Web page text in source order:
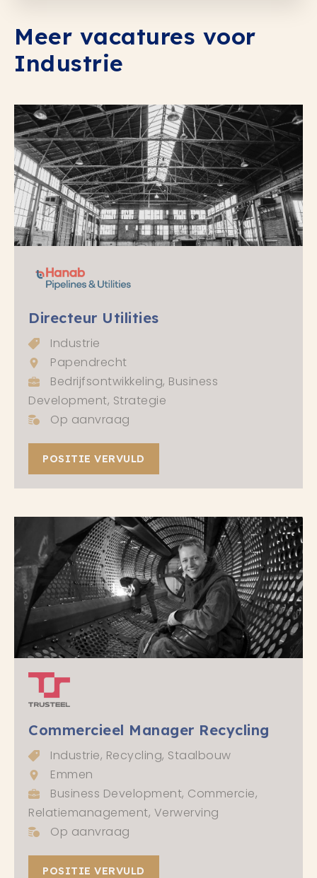
Meer vacatures voor
Industrie
Directeur Utilities
Industrie
Papendrecht
Bedrijfsontwikkeling, Business
Development, Strategie
Op aanvraag
POSITIE VERVULD
Commercieel Manager Recycling
Industrie, Recycling, Staalbouw
Emmen
Business Development, Commercie,
Relatiemanagement, Verwerving
Op aanvraag
POSITIE VERVULD